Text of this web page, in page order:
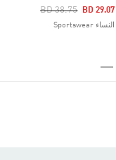
Price Reduced From
BD 38.75
To BD 29.07
النساء Sportswear